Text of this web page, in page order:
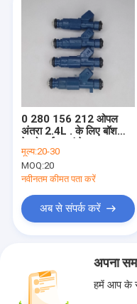
0 280 156 212 ओपल
अंतरा 2.4L . के लिए बॉश
मूल्य:20-30
MOQ:20
नवीनतम कीमत पता करें
अब से संपर्क करें
अपना
हमें आप के